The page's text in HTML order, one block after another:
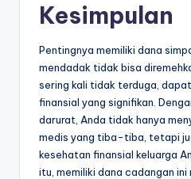
Kesimpulan
Pentingnya memiliki dana
mendadak tidak bisa
sering kali tidak terduga,
finansial yang signifikan.
darurat, Anda tidak hanya
medis yang tiba-tiba, tetapi
kesehatan finansial keluarga
itu, memiliki dana cadangan